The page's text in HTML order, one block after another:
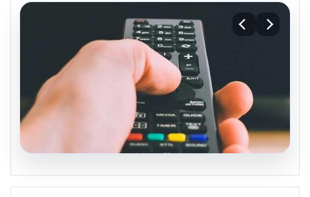
07.08.2026
Türksat 3A Uydusundan Son Verildi: